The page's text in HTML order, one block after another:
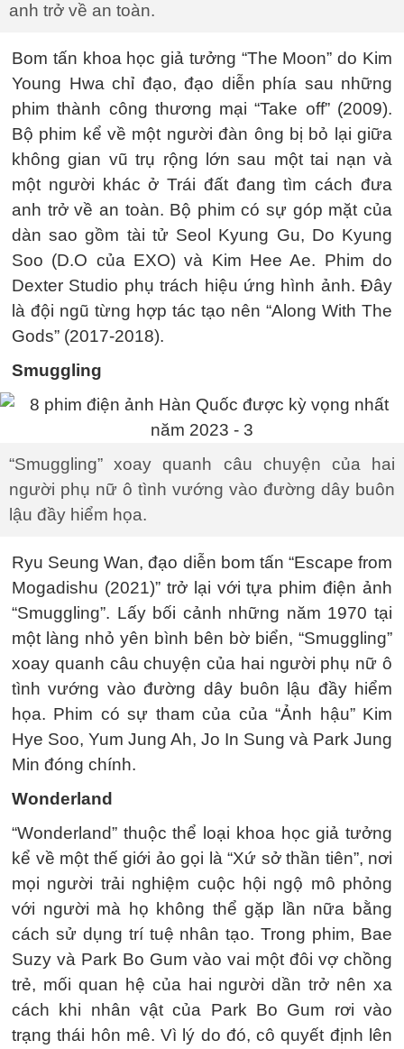
anh trở về an toàn.
Bom tấn khoa học giả tưởng “The Moon” do Kim
Young Hwa chỉ đạo, đạo diễn phía sau những
phim thành công thương mại “Take off” (2009).
Bộ phim kể về một người đàn ông bị bỏ lại giữa
không gian vũ trụ rộng lớn sau một tai nạn và
một người khác ở Trái đất đang tìm cách đưa
anh trở về an toàn. Bộ phim có sự góp mặt của
dàn sao gồm tài tử Seol Kyung Gu, Do Kyung
Soo (D.O của EXO) và Kim Hee Ae. Phim do
Dexter Studio phụ trách hiệu ứng hình ảnh. Đây
là đội ngũ từng hợp tác tạo nên “Along With The
Gods” (2017-2018).
Smuggling
“Smuggling” xoay quanh câu chuyện của hai
người phụ nữ ô tình vướng vào đường dây buôn
lậu đầy hiểm họa.
Ryu Seung Wan, đạo diễn bom tấn “Escape from
Mogadishu (2021)” trở lại với tựa phim điện ảnh
“Smuggling”. Lấy bối cảnh những năm 1970 tại
một làng nhỏ yên bình bên bờ biển, “Smuggling”
xoay quanh câu chuyện của hai người phụ nữ ô
tình vướng vào đường dây buôn lậu đầy hiểm
họa. Phim có sự tham của của “Ảnh hậu” Kim
Hye Soo, Yum Jung Ah, Jo In Sung và Park Jung
Min đóng chính.
Wonderland
“Wonderland” thuộc thể loại khoa học giả tưởng
kể về một thế giới ảo gọi là “Xứ sở thần tiên”, nơi
mọi người trải nghiệm cuộc hội ngộ mô phỏng
với người mà họ không thể gặp lần nữa bằng
cách sử dụng trí tuệ nhân tạo. Trong phim, Bae
Suzy và Park Bo Gum vào vai một đôi vợ chồng
trẻ, mối quan hệ của hai người dần trở nên xa
cách khi nhân vật của Park Bo Gum rơi vào
trạng thái hôn mê. Vì lý do đó, cô quyết định lên